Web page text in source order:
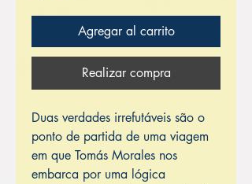
Agregar al carrito
Realizar compra
Duas verdades irrefutáveis são o
ponto de partida de uma viagem
em que Tomás Morales nos
embarca por uma lógica